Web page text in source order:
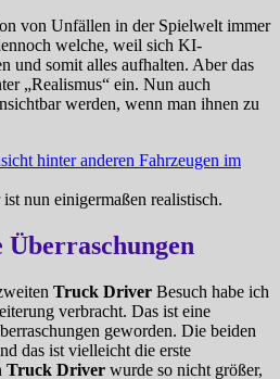
von Unfällen in der Spielwelt immer
welche, weil sich KI-
und somit alles aufhalten. Aber das
„Realismus“ ein. Nun auch
werden, wenn man ihnen zu
nun einigermaßen realistisch.
Truck Driver Besuch habe ich
verbracht. Das ist eine
geworden. Die beiden
das ist vielleicht die erste
Truck Driver wurde so nicht größer,